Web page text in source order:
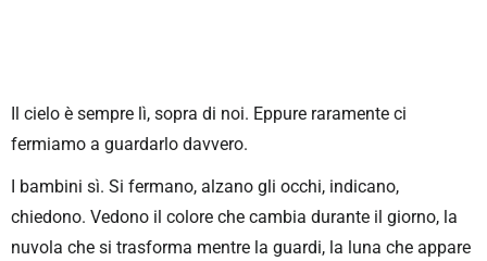
Il cielo è sempre lì, sopra di noi. Eppure raramente ci
fermiamo a guardarlo davvero.
I bambini sì. Si fermano, alzano gli occhi, indicano,
chiedono. Vedono il colore che cambia durante il giorno, la
nuvola che si trasforma mentre la guardi, la luna che appare